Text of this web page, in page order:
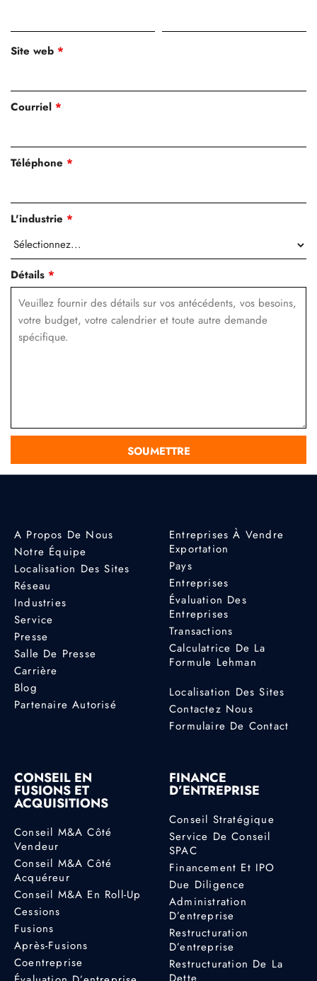
Site web *
Courriel *
Téléphone *
L'industrie *
Détails *
A Propos De Nous
Notre Équipe
Localisation Des Sites
Réseau
Industries
Service
Presse
Salle De Presse
Carrière
Blog
Partenaire Autorisé
Entreprises À Vendre
Exportation
Pays
Entreprises
Évaluation Des
Entreprises
Transactions
Calculatrice De La
Formule Lehman
Localisation Des Sites
Contactez Nous
Formulaire De Contact
CONSEIL EN
FUSIONS ET
ACQUISITIONS
Conseil M&A Côté
Vendeur
Conseil M&A Côté
Acquéreur
Conseil M&A En Roll-Up
Cessions
Fusions
Après-Fusions
Coentreprise
FINANCE
D’ENTREPRISE
Conseil Stratégique
Service De Conseil
SPAC
Financement Et IPO
Due Diligence
Administration
D’entreprise
Restructuration
D’entreprise
Restructuration De La